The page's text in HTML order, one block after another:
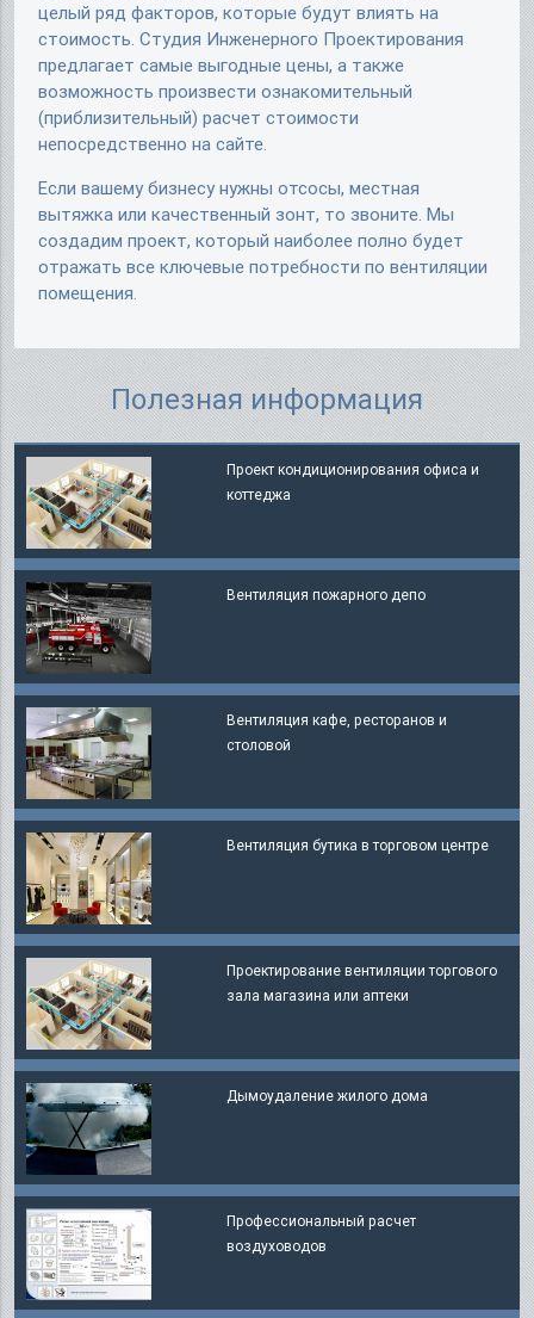
целый ряд факторов, которые будут влиять на
стоимость. Студия Инженерного Проектирования
предлагает самые выгодные цены, а также
возможность произвести ознакомительный
(приблизительный) расчет стоимости
непосредственно на сайте.
Если вашему бизнесу нужны отсосы, местная
вытяжка или качественный зонт, то звоните. Мы
создадим проект, который наиболее полно будет
отражать все ключевые потребности по вентиляции
помещения.
Полезная информация
Проект кондиционирования офиса и
коттеджа
Вентиляция пожарного депо
Вентиляция кафе, ресторанов и
столовой
Вентиляция бутика в торговом центре
Проектирование вентиляции торгового
зала магазина или аптеки
Дымоудаление жилого дома
Профессиональный расчет
воздуховодов